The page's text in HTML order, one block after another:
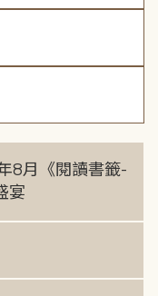
8月《閱讀書籤-
宴